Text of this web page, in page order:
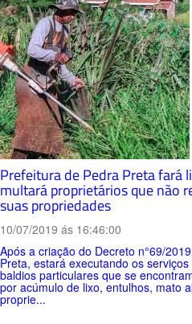
Prefeitura de Pedra Preta fará
multará proprietários que não
suas propriedades
10/07/2019 ás 16:46:00
Após a criação do Decreto n°69/
Preta, estará executando os
baldios particulares que se
por acúmulo de lixo, entulhos, mato
proprie...